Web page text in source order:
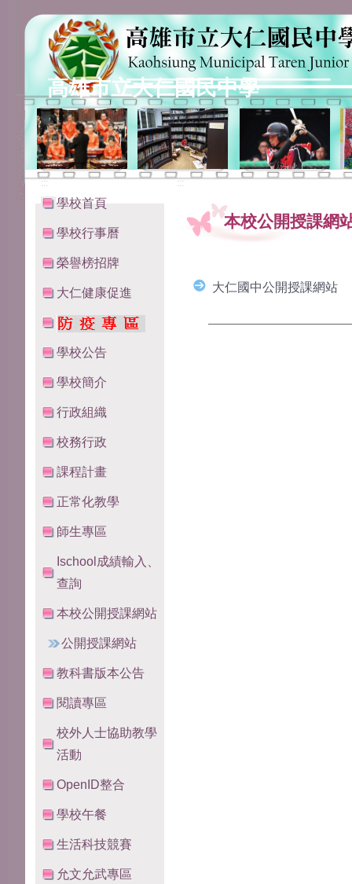
高雄市立大仁國民中學
:::
學校首頁
學校行事曆
榮譽榜招牌
大仁健康促進
學校公告
學校簡介
行政組織
校務行政
課程計畫
正常化教學
師生專區
Ischool成績輸入、
查詢
本校公開授課網站
公開授課網站
教科書版本公告
閱讀專區
校外人士協助教學
活動
OpenID整合
學校午餐
生活科技競賽
允文允武專區
:::
本校公開授課網
大仁國中公開授課網站